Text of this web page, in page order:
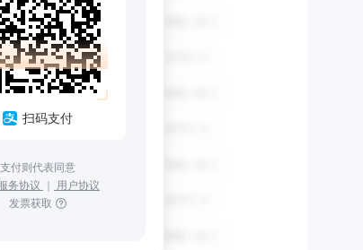
扫码支付
支付则代表同意
务协议 ｜ 用户协议
发票获取